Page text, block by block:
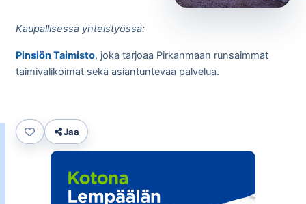
Kaupallisessa yhteistyössä:
Pinsiön Taimisto, joka tarjoaa Pirkanmaan runsaimmat
taimivalikoimat sekä asiantuntevaa palvelua.
Jaa